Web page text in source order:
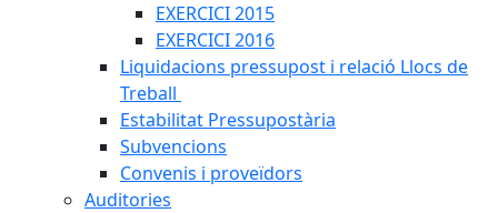
EXERCICI 2015
EXERCICI 2016
Liquidacions pressupost i relació Llocs de
Treball
Estabilitat Pressupostària
Subvencions
Convenis i proveïdors
Auditories